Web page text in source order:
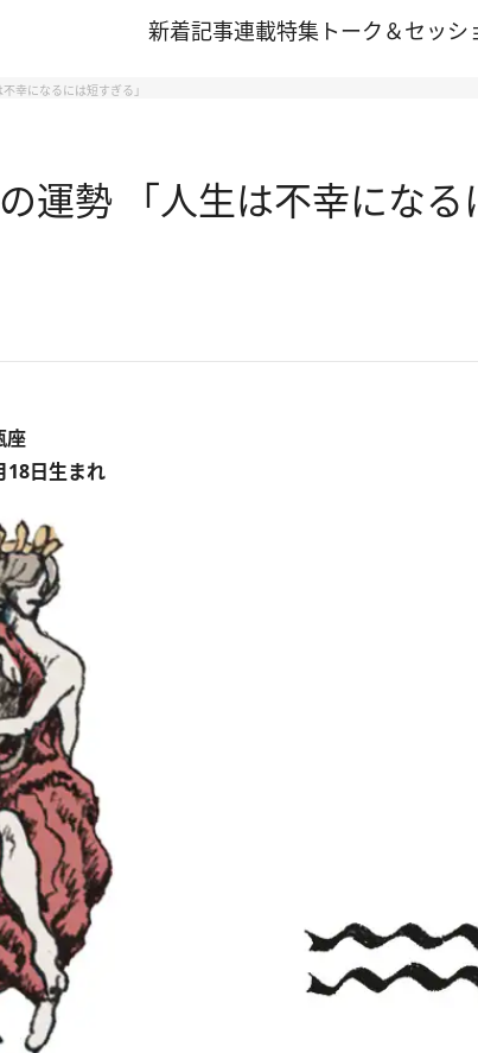
新着記事連載特集 トーク＆セッシ
幸になるには短すぎる」
運勢 「人生は不幸になる
座
18日生まれ